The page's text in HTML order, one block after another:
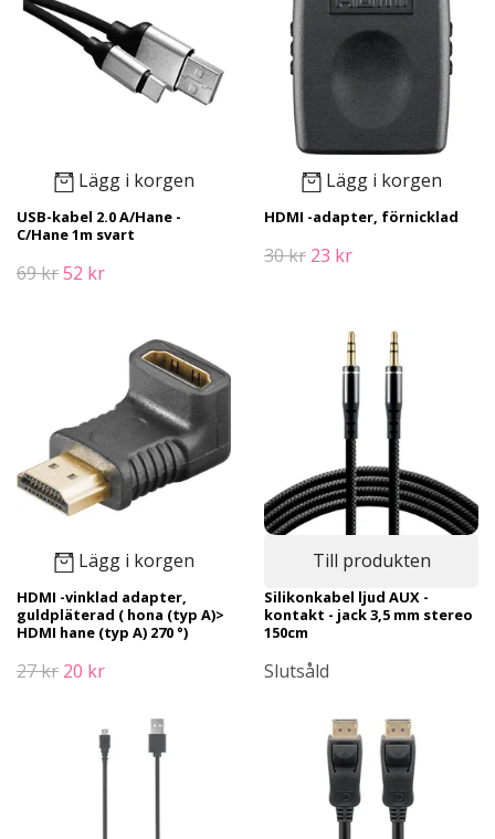
Lägg i korgen
USB-kabel 2.0 A/Hane -
C/Hane 1m svart
69 kr52 kr
Lägg i korgen
HDMI -adapter, förnicklad
30 kr 23 kr
Lägg i korgen
HDMI -vinklad adapter,
guldpläterad ( hona (typ A)>
HDMI hane (typ A) 270 °)
27 kr 20 kr
Till produkten
Silikonkabel ljud AUX -
kontakt - jack 3,5 mm stereo
150cm
Slutsåld